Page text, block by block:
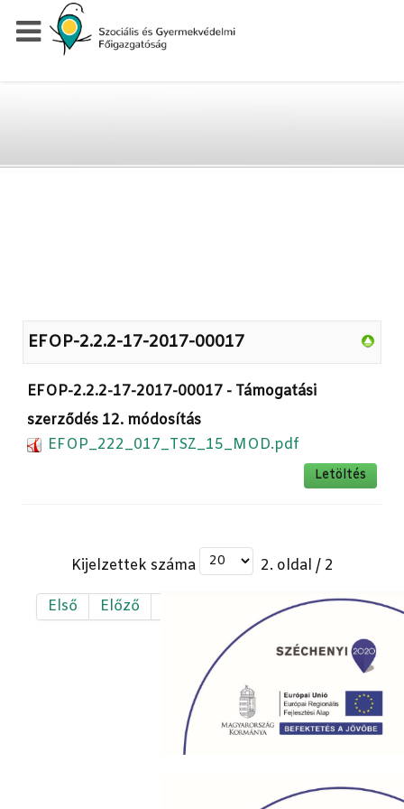
EFOP-2.2.2-17-2017-00017
EFOP-2.2.2-17-2017-00017 - Támogatási
szerződés 12. módosítás
EFOP_222_017_TSZ_15_MOD.pdf
Letöltés
Kijelzettek száma 2. oldal / 2
Első Előző Következő Utolsó
Powered by Phoca Download